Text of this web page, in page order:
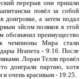
перерыв они пришли
повёл за собой
доигровке, а затем подал
эйсом поляков в этой
обозначил преимущество
чемпионы Мира стали
Нгапета - 9:16. После
Лоран Телли провёл
доиграли партию, хотя
и очень красивым - 19:25.